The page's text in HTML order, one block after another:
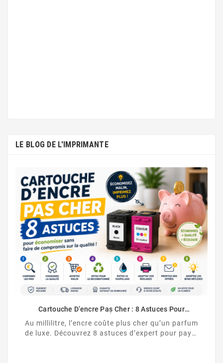
LE BLOG DE L'IMPRIMANTE
Cartouche D’encre Pas Cher : 8 Astuces Pour
Au millilitre, l’encre coûte plus cher qu’un parfum
de luxe. Découvrez 8 astuces d’expert pour payer